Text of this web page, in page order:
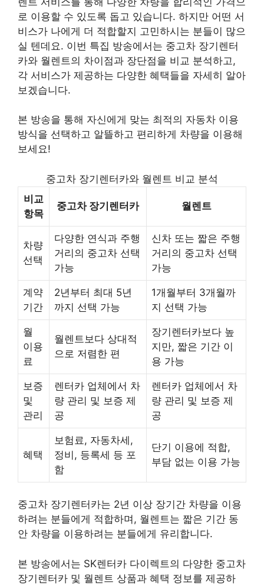
로 이용할 수 있도록 돕고 있습니다. 하지만 어떤 서
비스가 나에게 더 적합할지 고민하시는 분들이 많으
실 텐데요. 이번 특집 방송에서는 중고차 장기렌터
카와 월렌트의 차이점과 장단점을 비교 분석하고,
각 서비스가 제공하는 다양한 혜택들을 자세히 알아
보겠습니다.
본 방송을 통해 자신에게 맞는 최적의 자동차 이용
방식을 선택하고 알뜰하고 편리하게 차량을 이용해
보세요!
중고차 장기렌터카와 월렌트 비교 분석
비교
항목
중고차 장기렌터카 월렌트
차량
선택
다양한 연식과 주행
거리의 중고차 선택
가능
신차 또는 짧은 주행
거리의 중고차 선택
가능
계약
기간
2년부터 최대 5년
까지 선택 가능
1개월부터 3개월까
지 선택 가능
월
이용
료
월렌트보다 상대적
으로 저렴한 편
장기렌터카보다 높
지만, 짧은 기간 이
용 가능
보증
및
관리
렌터카 업체에서 차
량 관리 및 보증 제
공
렌터카 업체에서 차
량 관리 및 보증 제
공
혜택
보험료, 자동차세,
정비, 등록세 등 포
함
단기 이용에 적합,
부담 없는 이용 가능
중고차 장기렌터카는 2년 이상 장기간 차량을 이용
하려는 분들에게 적합하며, 월렌트는 짧은 기간 동
안 차량을 이용하려는 분들에게 유리합니다.
본 방송에서는 SK렌터카 다이렉트의 다양한 중고차
장기렌터카 및 월렌트 상품과 혜택 정보를 제공하